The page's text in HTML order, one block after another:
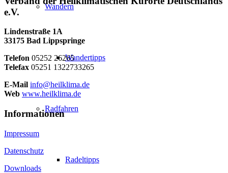
Wandern
Wandertipps
Radfahren
Radeltipps
e.V.
Lindenstraße 1A
33175 Bad Lippspringe
Telefon 05252 26265
Telefax 05251 1322733265
E-Mail info@heilklima.de
Web www.heilklima.de
Informationen
Impressum
Datenschutz
Downloads